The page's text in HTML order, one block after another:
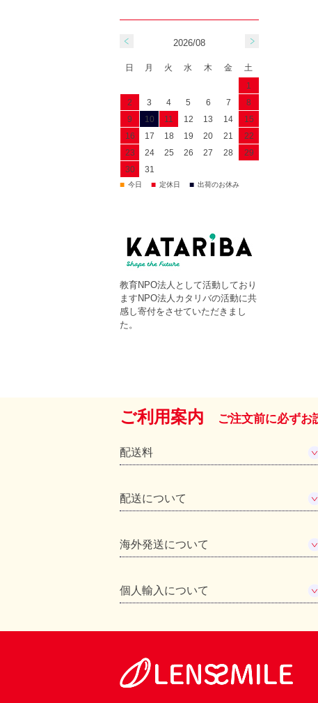
2026/08
日 月 火 水 木 金
土
1
2
3 4 5 6 7
8
9
10 11 12 13 14
15
16
17 18 19 20 21
22
23
24 25 26 27 28
29
30
31
■ 今日 ■ 定休日 ■ 出荷のお休み
教育NPO法人として活動しており
ますNPO法人カタリバの活動に共
感し寄付をさせていただきまし
た。
ご利用案内 ご注文前に必ずお
配送料
配送について
海外発送について
個人輸入について